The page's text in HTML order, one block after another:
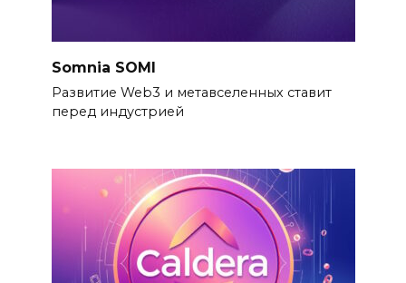
Somnia SOMI
Развитие Web3 и метавселенных ставит
перед индустрией